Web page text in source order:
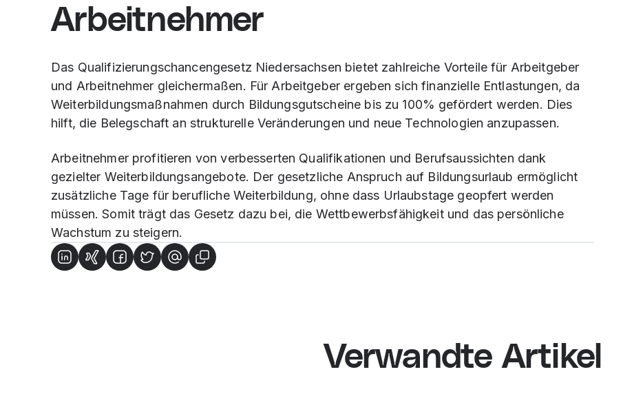
Arbeitnehmer
Das Qualifizierungschancengesetz Niedersachsen bietet zahlreiche Vorteile für Arbeitgeber
und Arbeitnehmer gleichermaßen. Für Arbeitgeber ergeben sich finanzielle Entlastungen, da
Weiterbildungsmaßnahmen durch Bildungsgutscheine bis zu 100% gefördert werden. Dies
hilft, die Belegschaft an strukturelle Veränderungen und neue Technologien anzupassen.
Arbeitnehmer profitieren von verbesserten Qualifikationen und Berufsaussichten dank
gezielter Weiterbildungsangebote. Der gesetzliche Anspruch auf Bildungsurlaub ermöglicht
zusätzliche Tage für berufliche Weiterbildung, ohne dass Urlaubstage geopfert werden
müssen. Somit trägt das Gesetz dazu bei, die Wettbewerbsfähigkeit und das persönliche
Wachstum zu steigern.
Verwandte Artikel